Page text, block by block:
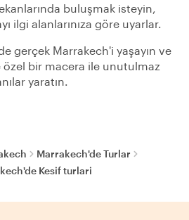
buluşmak isteyin,
ilgi alanlarınıza göre uyarlar.
gerçek Marrakech'i yaşayın ve
özel bir macera ile unutulmaz
yaratın.
Marrakech'de Turlar
Kesif turlari